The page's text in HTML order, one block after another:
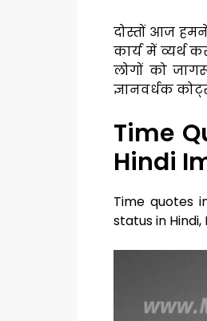
दोस्तों आज
कार्य में व्यर्थ
लोगों को
ज्ञानवर्धक
Time
Hindi
Time quotes
status in